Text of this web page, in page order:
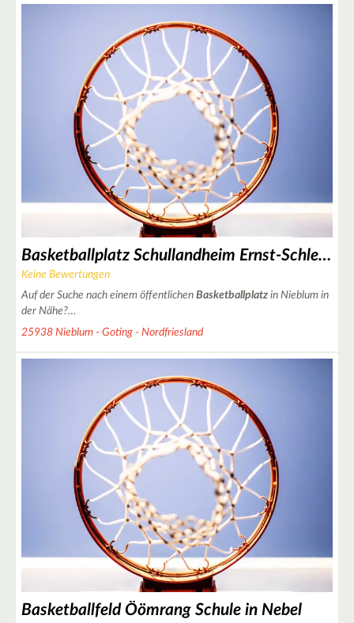
Basketballplatz Schullandheim Ernst-Schlee in Nieblum
Keine Bewertungen
Auf der Suche nach einem öffentlichen Basketballplatz in Nieblum in
der Nähe?…
25938 Nieblum - Goting - Nordfriesland
Basketballfeld Öömrang Schule in Nebel